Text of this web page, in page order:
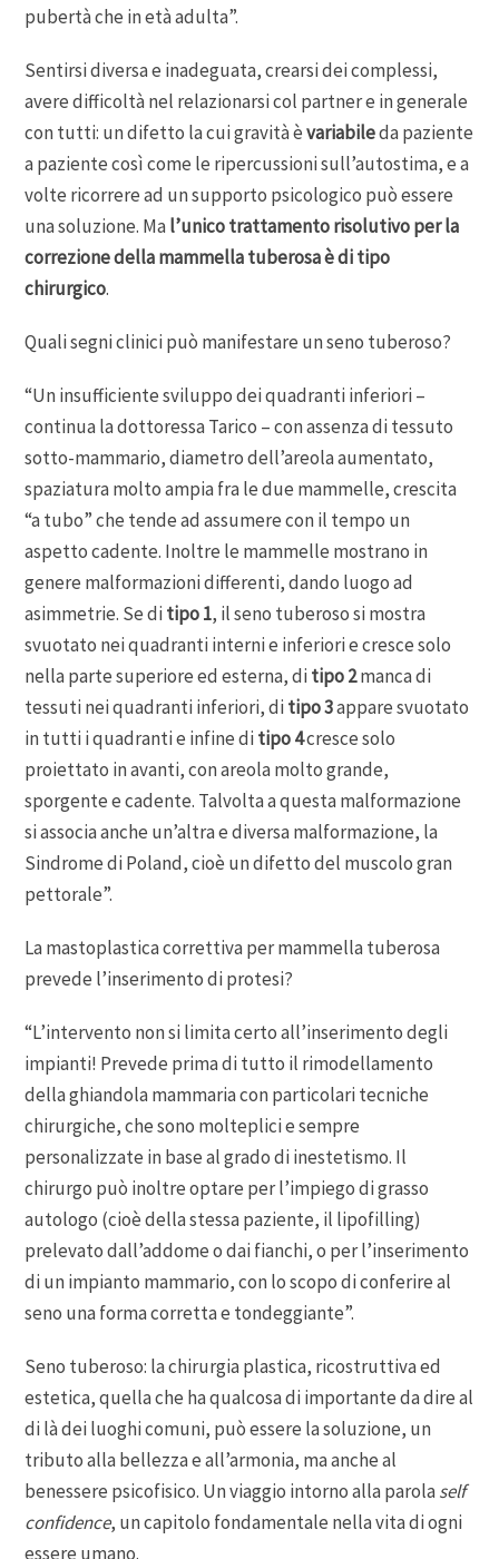
pubertà che in età adulta”.
Sentirsi diversa e inadeguata, crearsi dei complessi,
avere difficoltà nel relazionarsi col partner e in generale
con tutti: un difetto la cui gravità èvariabileda paziente
a paziente così come le ripercussioni sull’autostima, e a
volte ricorrere ad un supporto psicologico può essere
una soluzione. Mal’unico trattamento risolutivo per la
correzione della mammella tuberosa è di tipo
chirurgico.
Quali segni clinici può manifestare un seno tuberoso?
“Un insufficiente sviluppo dei quadranti inferiori –
continua la dottoressa Tarico – con assenza di tessuto
sotto-mammario, diametro dell’areola aumentato,
spaziatura molto ampia fra le due mammelle, crescita
“a tubo” che tende ad assumere con il tempo un
aspetto cadente. Inoltre le mammelle mostrano in
genere malformazioni differenti, dando luogo ad
asimmetrie. Se ditipo 1, il seno tuberoso si mostra
svuotato nei quadranti interni e inferiori e cresce solo
nella parte superiore ed esterna, ditipo 2manca di
tessuti nei quadranti inferiori, ditipo 3appare svuotato
in tutti i quadranti e infine ditipo 4cresce solo
proiettato in avanti, con areola molto grande,
sporgente e cadente. Talvolta a questa malformazione
si associa anche un’altra e diversa malformazione, la
Sindrome di Poland, cioè un difetto del muscolo gran
pettorale”.
La mastoplastica correttiva per mammella tuberosa
prevede l’inserimento di protesi?
“L’intervento non si limita certo all’inserimento degli
impianti! Prevede prima di tutto il rimodellamento
della ghiandola mammaria con particolari tecniche
chirurgiche, che sono molteplici e sempre
personalizzate in base al grado di inestetismo. Il
chirurgo può inoltre optare per l’impiego di grasso
autologo (cioè della stessa paziente, il lipofilling)
prelevato dall’addome o dai fianchi, o per l’inserimento
di un impianto mammario, con lo scopo di conferire al
seno una forma corretta e tondeggiante”.
Seno tuberoso: la chirurgia plastica, ricostruttiva ed
estetica, quella che ha qualcosa di importante da dire al
di là dei luoghi comuni, può essere la soluzione, un
tributo alla bellezza e all’armonia, ma anche al
benessere psicofisico. Un viaggio intorno alla parolaself
confidence, un capitolo fondamentale nella vita di ogni
essere umano.